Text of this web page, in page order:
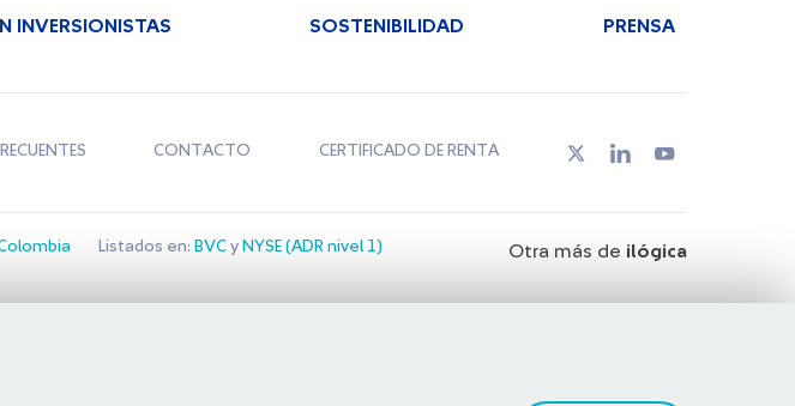
INVERSIONISTAS SOSTENIBILIDAD PRENSA
CONTACTO CERTIFICADO DE RENTA
Listados en: BVCy NYSE (ADR nivel 1) Otra más de ilógica